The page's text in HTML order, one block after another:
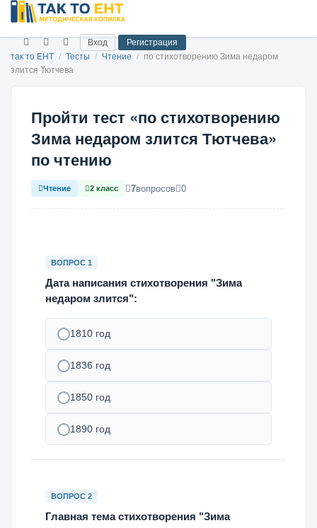
Вход
Регистрация
так то ЕНТ / Тесты / Чтение / по стихотворению Зима недаром
злится Тютчева
Пройти тест «по стихотворению
Зима недаром злится Тютчева»
по чтению
Чтение 2 класс 7вопросов 0
ВОПРОС 1
Дата написания стихотворения "Зима
недаром злится":
1810 год
1836 год
1850 год
1890 год
ВОПРОС 2
Главная тема стихотворения "Зима